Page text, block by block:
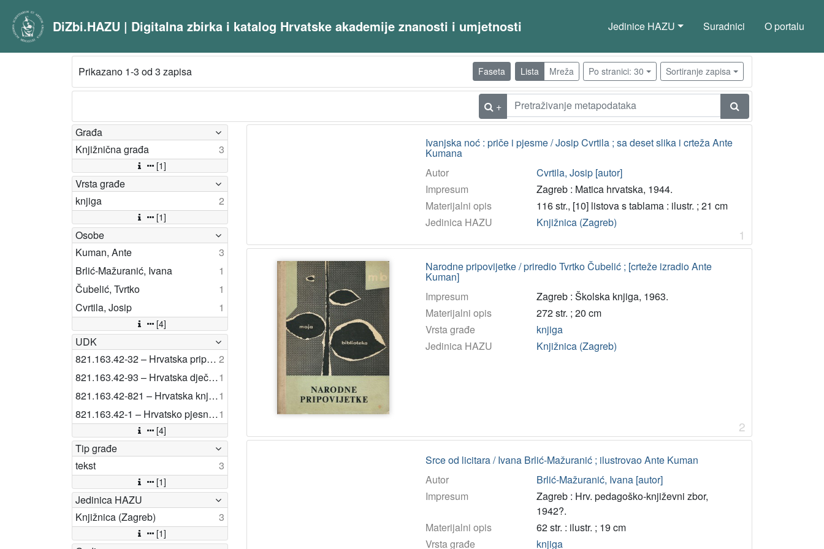
DiZbi.HAZU | Digitalna zbirka i katalog Hrvatske akademije znanosti i umjetnosti Jedinice HAZU Suradnici O portalu
Prikazano 1-3 od 3 zapisa Faseta Lista Mreža Po stranici: 30 Sortiranje zapisa
+
Građa
Knjižnična građa
3
[1]
Vrsta građe
knjiga
2
[1]
Osobe
Kuman, Ante
3
Brlić-Mažuranić, Ivana
1
Čubelić, Tvrtko
1
Cvrtila, Josip
1
[4]
UDK
821.163.42-32 – Hrvatska pripovijetka 2
821.163.42-93 – Hrvatska dječja književnost1
821.163.42-821 – Hrvatska književnost: poligrafije jednog autora1
821.163.42-1 – Hrvatsko pjesništvo1
[4]
Tip građe
tekst
3
[1]
Jedinica HAZU
Knjižnica (Zagreb)
3
[1]
Ivanjska noć : priče i pjesme / Josip Cvrtila ; sa deset slika i crteža Ante
Kumana
Autor
Cvrtila, Josip [autor]
Impresum
Zagreb : Matica hrvatska, 1944.
Materijalni opis
116 str., [10] listova s tablama : ilustr. ; 21 cm
Jedinica HAZU
Knjižnica (Zagreb)
1
Narodne pripovijetke / priredio Tvrtko Čubelić ; [crteže izradio Ante
Kuman]
Impresum
Zagreb : Školska knjiga, 1963.
Materijalni opis
272 str. ; 20 cm
Vrsta građe
knjiga
Jedinica HAZU
Knjižnica (Zagreb)
2
Srce od licitara / Ivana Brlić-Mažuranić ; ilustrovao Ante Kuman
Autor
Brlić-Mažuranić, Ivana [autor]
Impresum
Zagreb : Hrv. pedagoško-književni zbor,
1942?.
Materijalni opis
62 str. : ilustr. ; 19 cm
Vrsta građe
knjiga